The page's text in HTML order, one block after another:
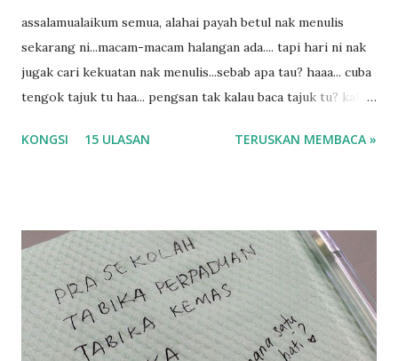
assalamualaikum semua, alahai payah betul nak menulis
sekarang ni...macam-macam halangan ada.... tapi hari ni nak
jugak cari kekuatan nak menulis...sebab apa tau? haaa... cuba
tengok tajuk tu haa... pengsan tak kalau baca tajuk tu? kalau
tau? yang sebut tu anak aku....diulangi ANAK AKU ....adoiiii
balik keja aku ajak la shah singgah Giant beli barang
sikit...dalam perjalanan dari dalam kereta tu biasalah kan
kami memang akan pimpin anak-anak jalan sampai masuk
dalam... dan kebiasanya bagi anak 4 macam kami ni bahagi-
bahagi lah siapa nak pimpin siapa... dan biasanya aku akan
KONGSI 15 ULASAN TERUSKAN MEMBACA »